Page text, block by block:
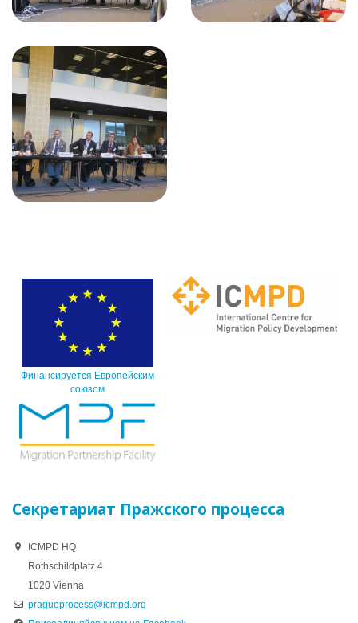
Финансируется Европейским
союзом
Секретариат Пражского процесса
ICMPD HQ
Rothschildplatz 4
1020 Vienna
pragueprocess@icmpd.org